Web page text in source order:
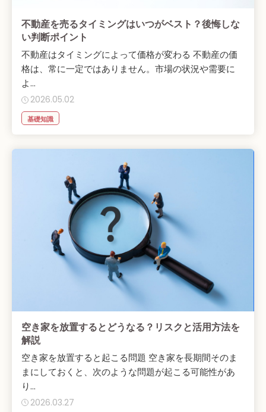
不動産を売るタイミングはいつがベスト？後悔しな
い判断ポイント
不動産はタイミングによって価格が変わる 不動産の価
格は、常に一定ではありません。市場の状況や需要に
よ...
2026.05.02
基礎知識
空き家を放置するとどうなる？リスクと活用方法を
解説
空き家を放置すると起こる問題 空き家を長期間そのま
まにしておくと、次のような問題が起こる可能性があ
り...
2026.03.27